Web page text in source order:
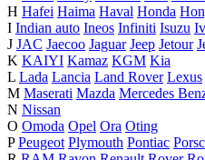
H Hafei Haima Haval Honda
I Indian auto Ineos Infiniti Isuzu
J JAC Jaecoo Jaguar Jeep Jetour
K KAIYI Kamaz KGM Kia
L Lada Lancia Land Rover Lexus
M Maserati Mazda Mercedes
N Nissan
O Omoda Opel Ora Oting
P Peugeot Plymouth Pontiac